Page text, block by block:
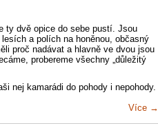
ty dvě opice do sebe pustí. Jsou
a polích na honěnou, občasný
proč nadávat a hlavně ve dvou jsou
probereme všechny „důležitý
nej kamarádi do pohody i nepohody.
Více →